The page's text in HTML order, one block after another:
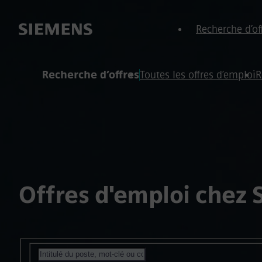
Recherche
Recherche d’offresToutes les offres d’emploi
Offres d'emploi chez
Rechercher des postes ouverts